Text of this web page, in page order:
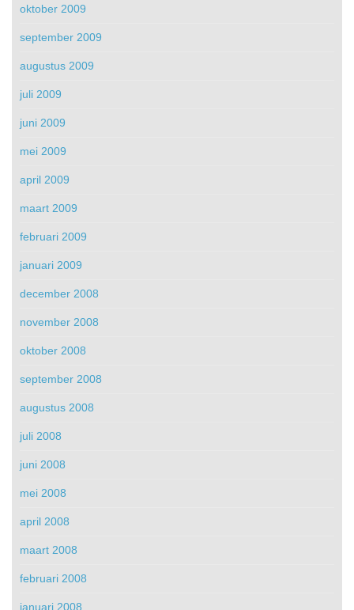
oktober 2009
september 2009
augustus 2009
juli 2009
juni 2009
mei 2009
april 2009
maart 2009
februari 2009
januari 2009
december 2008
november 2008
oktober 2008
september 2008
augustus 2008
juli 2008
juni 2008
mei 2008
april 2008
maart 2008
februari 2008
januari 2008